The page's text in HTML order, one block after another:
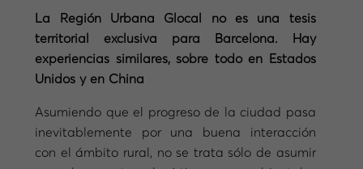
La Región Urbana Glocal no es una tesis
territorial exclusiva para Barcelona. Hay
experiencias similares, sobre todo en Estados
Unidos y en China
Asumiendo que el progreso de la ciudad pasa
inevitablemente por una buena interacción
con el ámbito rural, no se trata sólo de asumir